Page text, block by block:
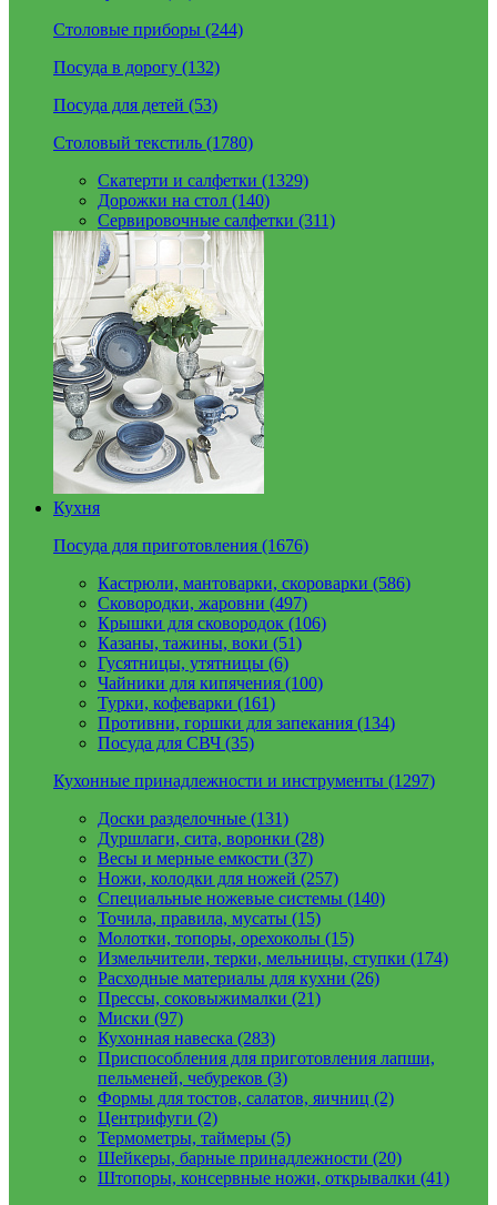
Столовые приборы (244)
Посуда в дорогу (132)
Посуда для детей (53)
Столовый текстиль (1780)
Скатерти и салфетки (1329)
Дорожки на стол (140)
Сервировочные салфетки (311)
Кухня
Посуда для приготовления (1676)
Кастрюли, мантоварки, скороварки (586)
Сковородки, жаровни (497)
Крышки для сковородок (106)
Казаны, тажины, воки (51)
Гусятницы, утятницы (6)
Чайники для кипячения (100)
Турки, кофеварки (161)
Противни, горшки для запекания (134)
Посуда для СВЧ (35)
Кухонные принадлежности и инструменты (1297)
Доски разделочные (131)
Дуршлаги, сита, воронки (28)
Весы и мерные емкости (37)
Ножи, колодки для ножей (257)
Специальные ножевые системы (140)
Точила, правила, мусаты (15)
Молотки, топоры, орехоколы (15)
Измельчители, терки, мельницы, ступки (174)
Расходные материалы для кухни (26)
Прессы, соковыжималки (21)
Миски (97)
Кухонная навеска (283)
Приспособления для приготовления лапши,
пельменей, чебуреков (3)
Формы для тостов, салатов, яичниц (2)
Центрифуги (2)
Термометры, таймеры (5)
Шейкеры, барные принадлежности (20)
Штопоры, консервные ножи, открывалки (41)